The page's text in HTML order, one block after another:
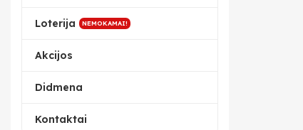
Loterija NEMOKAMAI!
Akcijos
Didmena
Kontaktai